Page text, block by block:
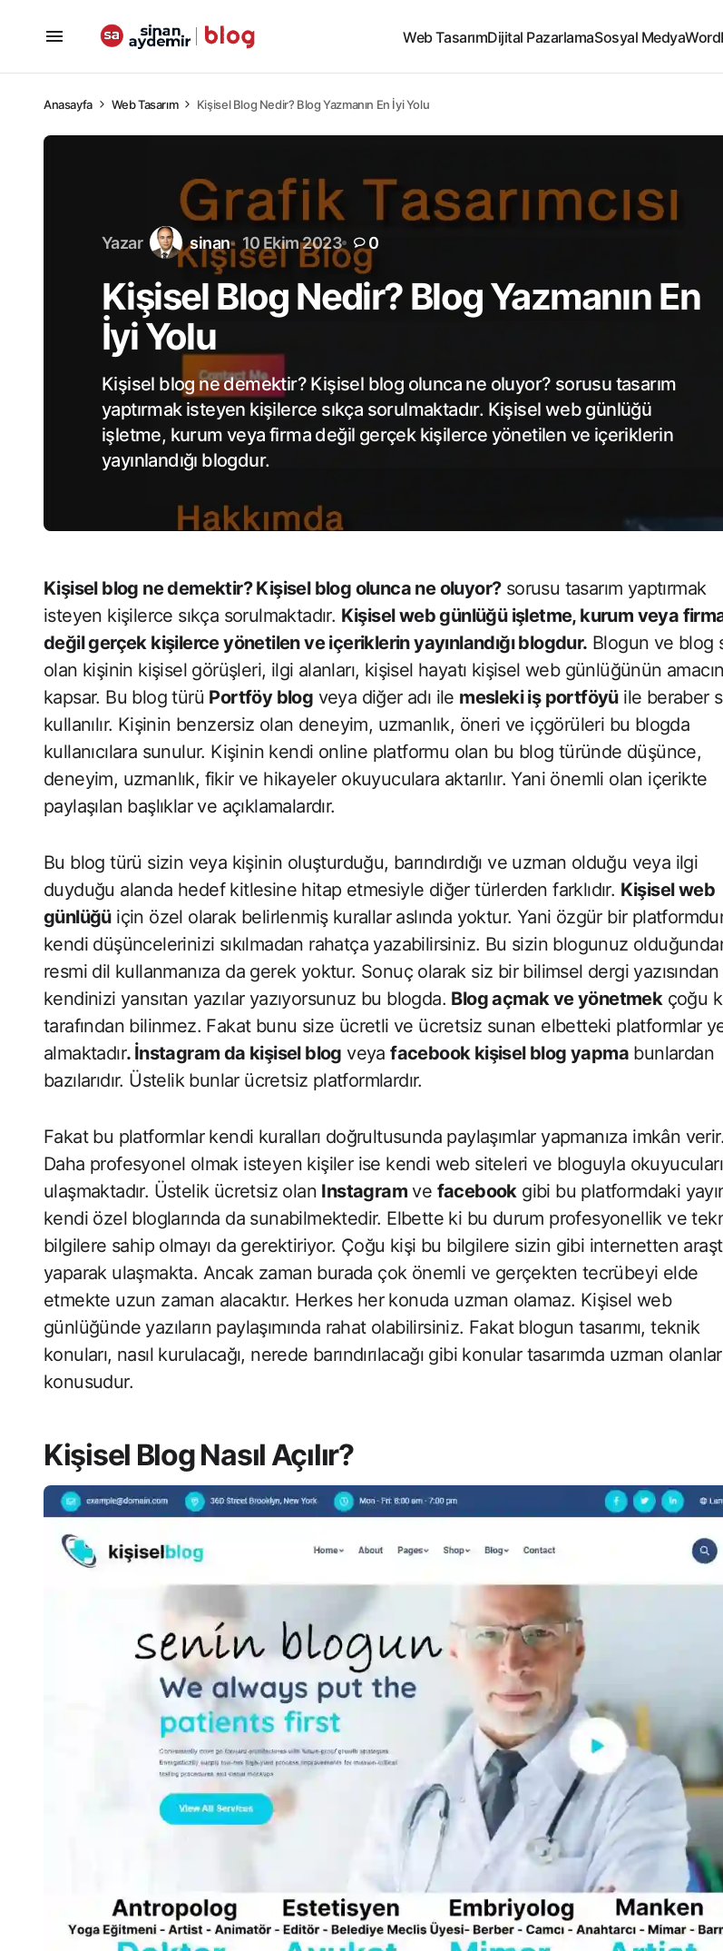
Web TasarımDijital PazarlamaSosyal Medya
Anasayfa Web Tasarım Kişisel Blog Nedir? Blog Yazmanın En İyi Yolu
Yazar sinan 10 Ekim 2023 0
Kişisel Blog Nedir? Blog Yazmanın En
İyi Yolu
Kişisel blog ne demektir? Kişisel blog olunca ne oluyor? sorusu tasarım
yaptırmak isteyen kişilerce sıkça sorulmaktadır. Kişisel web günlüğü
işletme, kurum veya firma değil gerçek kişilerce yönetilen ve içeriklerin
yayınlandığı blogdur.
Kişisel blog ne demektir? Kişisel blog olunca ne oluyor?sorusu tasarım yaptırmak
isteyen kişilerce sıkça sorulmaktadır. Kişisel web günlüğü işletme, kurum veya
değil gerçek kişilerce yönetilen ve içeriklerin yayınlandığı blogdur. Blogun ve blog
olan kişinin kişisel görüşleri, ilgi alanları, kişisel hayatı kişisel web günlüğünün
kapsar. Bu blog türü Portföy blog veya diğer adı ile mesleki iş portföyüile beraber
kullanılır. Kişinin benzersiz olan deneyim, uzmanlık, öneri ve içgörüleri bu blogda
kullanıcılara sunulur. Kişinin kendi online platformu olan bu blog türünde düşünce,
deneyim, uzmanlık, fikir ve hikayeler okuyuculara aktarılır. Yani önemli olan içerikte
paylaşılan başlıklar ve açıklamalardır.
Bu blog türü sizin veya kişinin oluşturduğu, barındırdığı ve uzman olduğu veya ilgi
duyduğu alanda hedef kitlesine hitap etmesiyle diğer türlerden farklıdır. Kişisel web
günlüğüiçin özel olarak belirlenmiş kurallar aslında yoktur. Yani özgür bir
kendi düşüncelerinizi sıkılmadan rahatça yazabilirsiniz. Bu sizin blogunuz
resmi dil kullanmanıza da gerek yoktur. Sonuç olarak siz bir bilimsel dergi
kendinizi yansıtan yazılar yazıyorsunuz bu blogda. Blog açmak ve yönetmekçoğu
tarafından bilinmez. Fakat bunu size ücretli ve ücretsiz sunan elbetteki platformlar
almaktadır. İnstagram da kişisel blog veyafacebook kişisel blog yapma bunlardan
bazılarıdır. Üstelik bunlar ücretsiz platformlardır.
Fakat bu platformlar kendi kuralları doğrultusunda paylaşımlar yapmanıza imkân verir.
Daha profesyonel olmak isteyen kişiler ise kendi web siteleri ve bloguyla
ulaşmaktadır. Üstelik ücretsiz olan Instagram ve facebookgibi bu platformdaki
kendi özel bloglarında da sunabilmektedir. Elbette ki bu durum profesyonellik ve
bilgilere sahip olmayı da gerektiriyor. Çoğu kişi bu bilgilere sizin gibi internetten
yaparak ulaşmakta. Ancak zaman burada çok önemli ve gerçekten tecrübeyi elde
etmekte uzun zaman alacaktır. Herkes her konuda uzman olamaz. Kişisel web
günlüğünde yazıların paylaşımında rahat olabilirsiniz. Fakat blogun tasarımı, teknik
konuları, nasıl kurulacağı, nerede barındırılacağı gibi konular tasarımda uzman
konusudur.
Kişisel Blog Nasıl Açılır?